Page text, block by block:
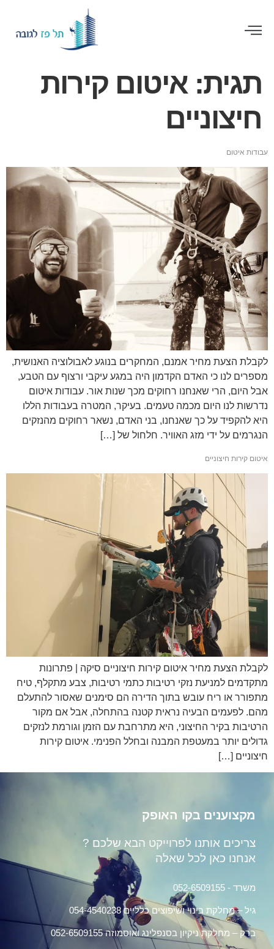
תגית: איטום קירות
חיצוניים
עבודות איטום
לקבלת הצעת מחיר אמנם, המחקרים בנוגע לאבולוציה האנושית,
מספרים לנו כי האדם הקדמון היה במגע עיקבי ורצוף עם הטבע,
אבל היום, הרי שאנחנו רחוקים מכך שנות אור. עבודות איטום
נדרשות לנו היום מכמה טעמים. בעיקר, המטרה בעבודות הללו
היא להקפיד על כך שאנחנו, בני האדם, נשאר רחוקים מהנזקים
הנגרמים על ידי מזג האוויר. חלחול של […]
איטום קירות חיצוניים
לקבלת הצעת מחיר איטום קירות חיצוניים סיקה | פתרונות
מתקדמים למניעת נזקי רטיבות כתמי רטיבות, צבע מתקלף, טיח
מתפורר או ריח עובש בתוך הדירה הם סימנים שאסור להתעלם
מהם. לפעמים הבעיה נראית קטנה בהתחלה, אבל אם מקור
הרטיבות בקיר החיצוני, היא מתרחבת עם הזמן וגורמת לנזקים
גדולים יותר במעטפת המבנה ובחלל הפנימי. איטום קירות
חיצוניים […]
מקצוענים בקו האופק
צריכים אותנו לפרוייקט הבא שלכם ?
אנחנו כאן לכל שאלה
משרד - 052-6509155
גיל – מחלקת בינוי ושיפוצים כלליים 054-4540238
ברק – מחלקת ניקיון בסנפלינג ואוסמוזה 052-6509155